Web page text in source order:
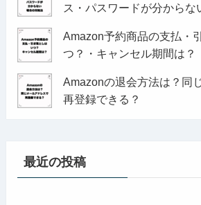
ス・パスワードが分からな
Amazon予約商品の支払・
つ？・キャンセル期間は？
Amazonの退会方法は？同
再登録できる？
最近の投稿